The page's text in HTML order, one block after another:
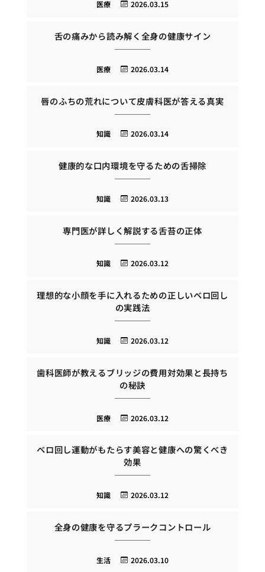
2026.03.15
医療
舌の痛みから読み解く全身の健康サイン
2026.03.14
医療
唇のふちの荒れについて皮膚科医が答える真実
2026.03.14
知識
健康的な口内環境を守るための舌掃除
2026.03.13
知識
専門医が詳しく解説する舌苔の正体
2026.03.12
知識
理想的な小顔を手に入れるための正しいベロ回し
の実践法
2026.03.12
知識
歯科医師が教えるブリッジの費用対効果と長持ち
の秘訣
2026.03.12
医療
ベロ回し運動がもたらす美容と健康への驚くべき
効果
2026.03.12
知識
全身の健康を守るプラークコントロール
2026.03.10
生活